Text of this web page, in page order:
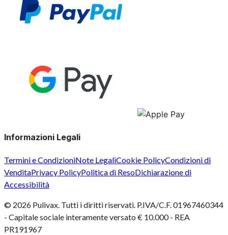
Informazioni Legali
Termini e CondizioniNote LegaliCookie PolicyCondizioni di
VenditaPrivacy PolicyPolitica di ResoDichiarazione di
Accessibilità
© 2026 Pulivax. Tutti i diritti riservati. P.IVA/C.F. 01967460344
- Capitale sociale interamente versato € 10.000 - REA
PR191967